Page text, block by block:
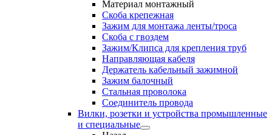
Материал монтажный
Скоба крепежная
Зажим для монтажа ленты/троса
Скоба с гвоздем
Зажим/Клипса для крепления труб
Направляющая кабеля
Держатель кабельный зажимной
Зажим балочный
Стальная проволока
Соединитель провода
Вилки, розетки и устройства промышленные
и специальные